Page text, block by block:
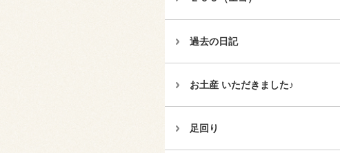
過去の日記
お土産 いただきました♪
足回り